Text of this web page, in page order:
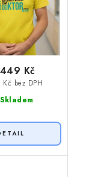
Skladem
Kč bez DPH
449 Kč